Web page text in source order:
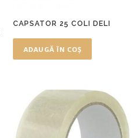
CAPSATOR 25 COLI DELI
ADAUGĂ ÎN COȘ